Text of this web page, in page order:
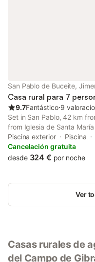
San Pablo de Buceite,
Casa rural para 7
9.7Fantástico⋅9
Set in San Pablo, 42 km
from Iglesia de Santa
an open-air bath and air
Piscina exterior Piscina
Cancelación gratuita
desde 324 € por noche
Ver
Casas rurales de
del Campo de